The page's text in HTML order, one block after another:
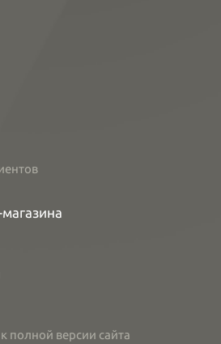
полной версии сайта